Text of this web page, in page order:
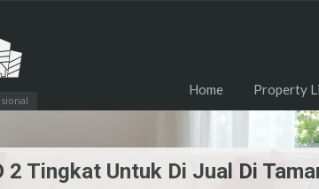
Home Property
2 Tingkat Untuk Di Jual Di